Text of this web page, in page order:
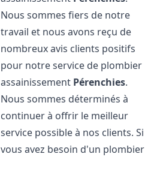
Nous sommes fiers de notre
travail et nous avons reçu de
nombreux avis clients positifs
pour notre service de plombier
assainissement Pérenchies.
Nous sommes déterminés à
continuer à offrir le meilleur
service possible à nos clients. Si
vous avez besoin d'un plombier